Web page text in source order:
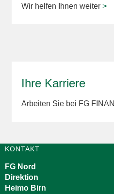
Wir helfen Ihnen weiter >
Ihre Karriere
Arbeiten Sie bei FG
KONTAKT
FG Nord
Direktion
Heimo Birn